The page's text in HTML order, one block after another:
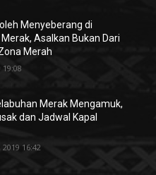
Menyeberang di
Asalkan Bukan Dari
Merah
Merak Mengamuk,
dan Jadwal Kapal
16:42